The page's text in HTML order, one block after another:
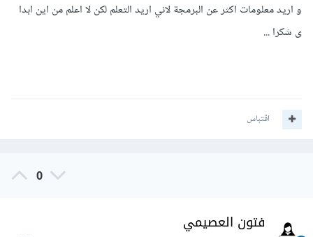
و اريد معلومات اكثر عن البرمجة لاني اريد التعلم لكن لا اعلم من اين ابدا
ى شكرا ...
اقتباس
0
فتون العصيمي